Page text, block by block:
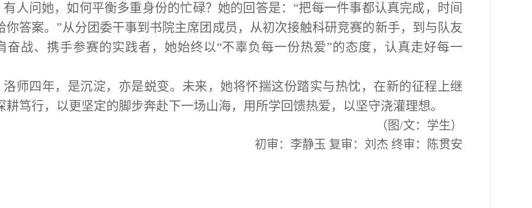
有人问她，如何平衡多重身份的忙碌？她的回答是：“把每一件事都认真完成，时间
你答案。”从分团委干事到书院主席团成员，从初次接触科研竞赛的新手，到与队友
奋战、携手参赛的实践者，她始终以“不辜负每一份热爱”的态度，认真走好每一
洛师四年，是沉淀，亦是蜕变。未来，她将怀揣这份踏实与热忱，在新的征程上继
耕笃行，以更坚定的脚步奔赴下一场山海，用所学回馈热爱，以坚守浇灌理想。
（图/文：学生）
初审：李静玉 复审：刘杰 终审：陈贯安